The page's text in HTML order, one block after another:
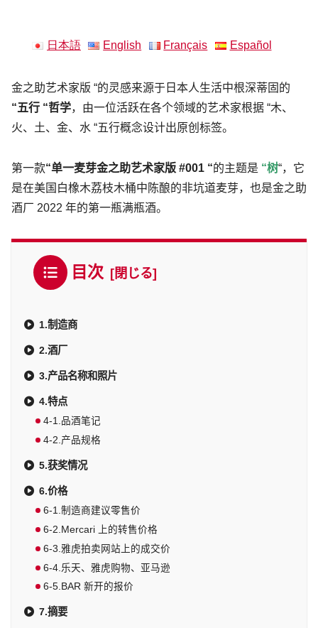
日本語 English Français Español
金之助艺术家版 “的灵感来源于日本人生活中根深蒂固的
“五行 “哲学，由一位活跃在各个领域的艺术家根据 “木、
火、土、金、水 “五行概念设计出原创标签。
第一款“单一麦芽金之助艺术家版 #001 “的主题是 “树“，它
是在美国白橡木荔枝木桶中陈酿的非坑道麦芽，也是金之助
酒厂 2022 年的第一瓶满瓶酒。
目次
1.制造商
2.酒厂
3.产品名称和照片
4.特点
4-1.品酒笔记
4-2.产品规格
5.获奖情况
6.价格
6-1.制造商建议零售价
6-2.Mercari 上的转售价格
6-3.雅虎拍卖网站上的成交价
6-4.乐天、雅虎购物、亚马逊
6-5.BAR 新开的报价
7.摘要